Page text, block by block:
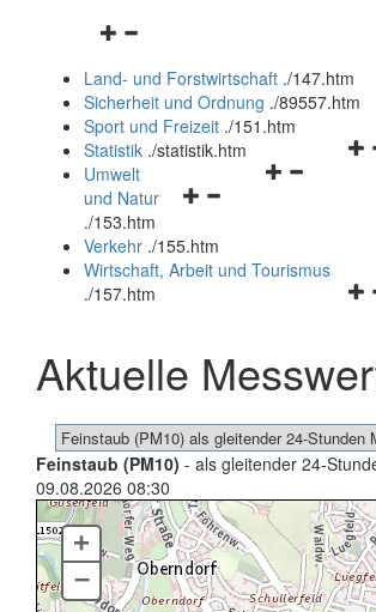
Navigationsmenü
und
schließen
Land- und Forstwirtschaft ./147.htm
Sicherheit und Ordnung ./89557.htm
Sport und Freizeit ./151.htm
Statistik ./statistik.htm
Navigationsmenü
und
schließen
Umwelt
und Natur
./153.htm
Verkehr ./155.htm
Wirtschaft, Arbeit und Tourismus
./157.htm
Aktuelle
Feinstaub (PM10) - als gleitender 24-
09.08.2026 08:30
+
–